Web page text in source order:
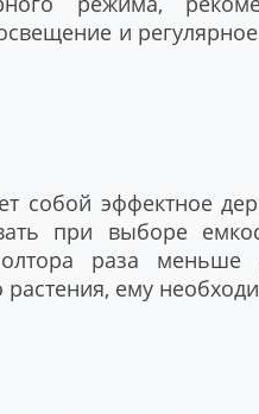
и
собой эффектное
при выборе
раза меньше
ему